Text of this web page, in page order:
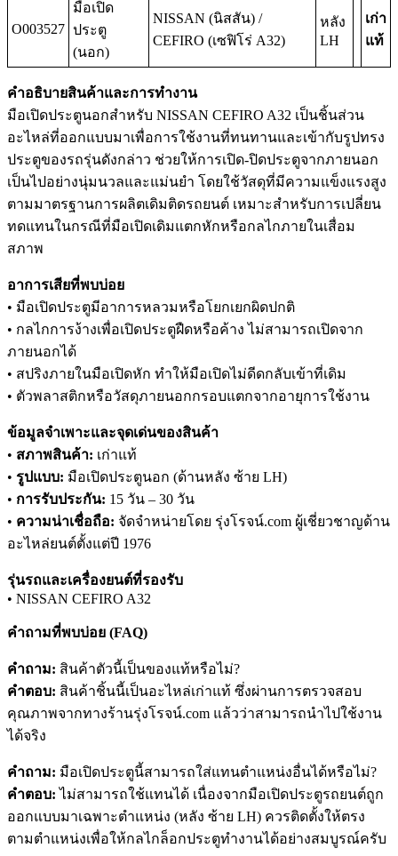
O003527
มือเปิด
ประตู
(นอก)
NISSAN (นิสสัน) /
CEFIRO (เซฟิโร่ A32)
หลัง
LH
เก่า
แท้
คำอธิบายสินค้าและการทำงาน
มือเปิดประตูนอกสำหรับ NISSAN CEFIRO A32 เป็นชิ้นส่วน
อะไหล่ที่ออกแบบมาเพื่อการใช้งานที่ทนทานและเข้ากับรูปทรง
ประตูของรถรุ่นดังกล่าว ช่วยให้การเปิด-ปิดประตูจากภายนอก
เป็นไปอย่างนุ่มนวลและแม่นยำ โดยใช้วัสดุที่มีความแข็งแรงสูง
ตามมาตรฐานการผลิตเดิมติดรถยนต์ เหมาะสำหรับการเปลี่ยน
ทดแทนในกรณีที่มือเปิดเดิมแตกหักหรือกลไกภายในเสื่อม
สภาพ
อาการเสียที่พบบ่อย
• มือเปิดประตูมีอาการหลวมหรือโยกเยกผิดปกติ
• กลไกการง้างเพื่อเปิดประตูฝืดหรือค้าง ไม่สามารถเปิดจาก
ภายนอกได้
• สปริงภายในมือเปิดหัก ทำให้มือเปิดไม่ดีดกลับเข้าที่เดิม
• ตัวพลาสติกหรือวัสดุภายนอกกรอบแตกจากอายุการใช้งาน
ข้อมูลจำเพาะและจุดเด่นของสินค้า
• สภาพสินค้า: เก่าแท้
• รูปแบบ: มือเปิดประตูนอก (ด้านหลัง ซ้าย LH)
• การรับประกัน: 15 วัน – 30 วัน
• ความน่าเชื่อถือ: จัดจำหน่ายโดย รุ่งโรจน์.com ผู้เชี่ยวชาญด้าน
อะไหล่ยนต์ตั้งแต่ปี 1976
รุ่นรถและเครื่องยนต์ที่รองรับ
• NISSAN CEFIRO A32
คำถามที่พบบ่อย (FAQ)
คำถาม: สินค้าตัวนี้เป็นของแท้หรือไม่?
คำตอบ: สินค้าชิ้นนี้เป็นอะไหล่เก่าแท้ ซึ่งผ่านการตรวจสอบ
คุณภาพจากทางร้านรุ่งโรจน์.com แล้วว่าสามารถนำไปใช้งาน
ได้จริง
คำถาม: มือเปิดประตูนี้สามารถใส่แทนตำแหน่งอื่นได้หรือไม่?
คำตอบ: ไม่สามารถใช้แทนได้ เนื่องจากมือเปิดประตูรถยนต์ถูก
ออกแบบมาเฉพาะตำแหน่ง (หลัง ซ้าย LH) ควรติดตั้งให้ตรง
ตามตำแหน่งเพื่อให้กลไกล็อกประตูทำงานได้อย่างสมบูรณ์ครับ